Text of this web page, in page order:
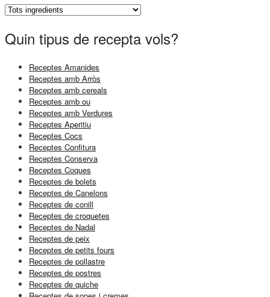
Quin tipus de recepta vols?
Receptes Amanides
Receptes amb Arròs
Receptes amb cereals
Receptes amb ou
Receptes amb Verdures
Receptes Aperitiu
Receptes Cocs
Receptes Confitura
Receptes Conserva
Receptes Coques
Receptes de bolets
Receptes de Canelons
Receptes de conill
Receptes de croquetes
Receptes de Nadal
Receptes de peix
Receptes de petits fours
Receptes de pollastre
Receptes de postres
Receptes de quiche